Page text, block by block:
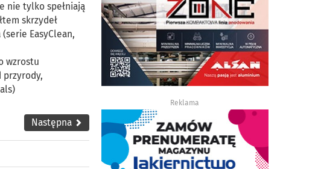
nie tylko spełniają
skrzydeł
EasyClean,
wzrostu
przyrody,
Następna
Reklama